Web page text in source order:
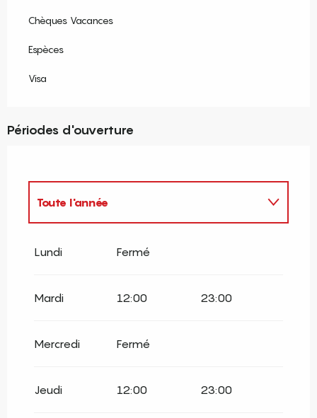
Chèques Vacances
Espèces
Visa
Périodes d'ouverture
Toute l'année
Lundi Fermé
Mardi 12:00 23:00
Mercredi Fermé
Jeudi 12:00 23:00